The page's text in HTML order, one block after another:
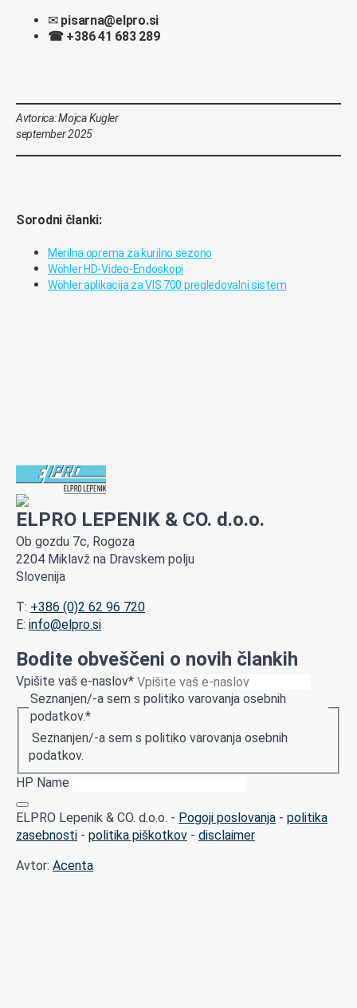
✉ pisarna@elpro.si
☎ +386 41 683 289
Avtorica: Mojca Kugler
september 2025
Sorodni članki:
Merilna oprema za kurilno sezono
Wöhler HD-Video-Endoskopi
Wöhler aplikacija za VIS 700 pregledovalni sistem
ELPRO LEPENIK & CO. d.o.o.
Ob gozdu 7c, Rogoza
2204 Miklavž na Dravskem polju
Slovenija
T: +386 (0)2 62 96 720
E: info@elpro.si
Bodite obveščeni o novih člankih
Vpišite vaš e-naslov*
Seznanjen/-a sem s politiko varovanja osebnih
podatkov.*
Seznanjen/-a sem s politiko varovanja osebnih
podatkov.
HP Name
ELPRO Lepenik & CO. d.o.o. - Pogoji poslovanja - politika
zasebnosti - politika piškotkov - disclaimer
Avtor: Acenta